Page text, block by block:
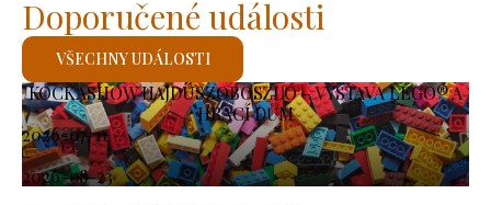
KOCKASHOW HAJDÚSZOBOSZLÓ – VÝSTAVA LEGO® A
HRACÍ DŮM
2026-07-11
-
2026-08-23
Doporučené události
VŠECHNY UDÁLOSTI